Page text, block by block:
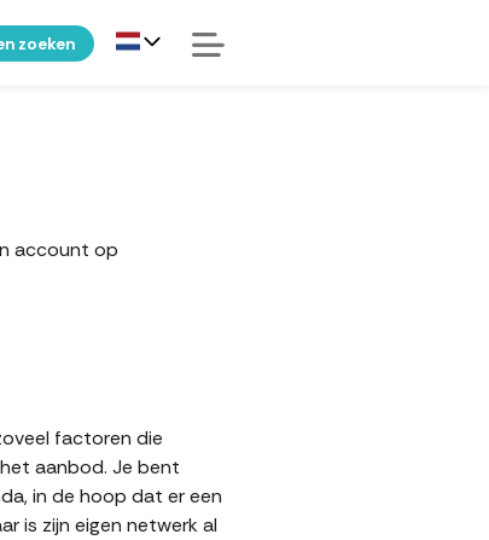
zoeken
account op
factoren die
aanbod. Je bent
in de hoop dat er een
is zijn eigen netwerk al